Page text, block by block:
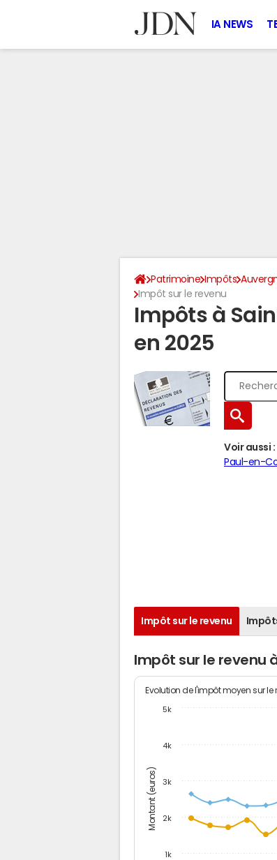
IA NEWS
Patrimoine Impôts
Impôt sur le revenu
Impôts à
en 2025
Voir aussi :
Paul-en-
Impôt sur le revenu
Impôt sur le revenu
Montant (euros)
Evolution de l'impôt moyen sur le
1k
2k
3k
4k
5k